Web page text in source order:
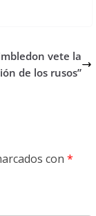
vete la
de los rusos”
con *